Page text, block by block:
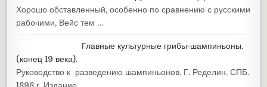
Хорошо обставленный, особенно по сравнению с русскими
рабочими, Вейс тем …
Главные культурные грибы-шампиньоны.
(конец 19 века).
Руководство к разведению шампиньонов. Г. Ределин. СПБ.